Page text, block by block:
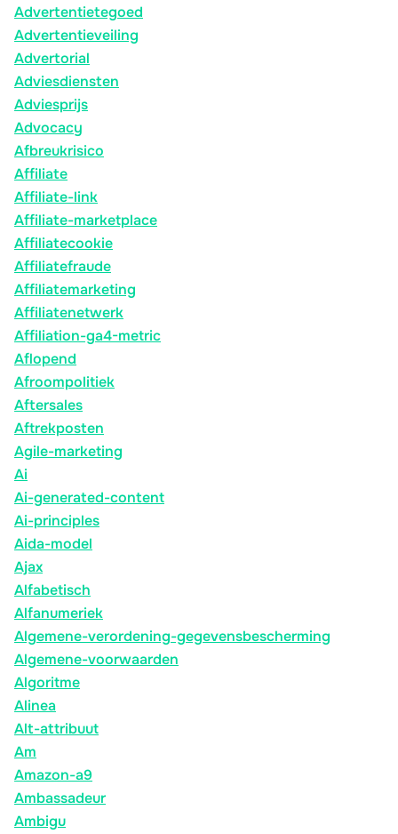
Advertentietegoed
Advertentieveiling
Advertorial
Adviesdiensten
Adviesprijs
Advocacy
Afbreukrisico
Affiliate
Affiliate-link
Affiliate-marketplace
Affiliatecookie
Affiliatefraude
Affiliatemarketing
Affiliatenetwerk
Affiliation-ga4-metric
Aflopend
Afroompolitiek
Aftersales
Aftrekposten
Agile-marketing
Ai
Ai-generated-content
Ai-principles
Aida-model
Ajax
Alfabetisch
Alfanumeriek
Algemene-verordening-gegevensbescherming
Algemene-voorwaarden
Algoritme
Alinea
Alt-attribuut
Am
Amazon-a9
Ambassadeur
Ambigu